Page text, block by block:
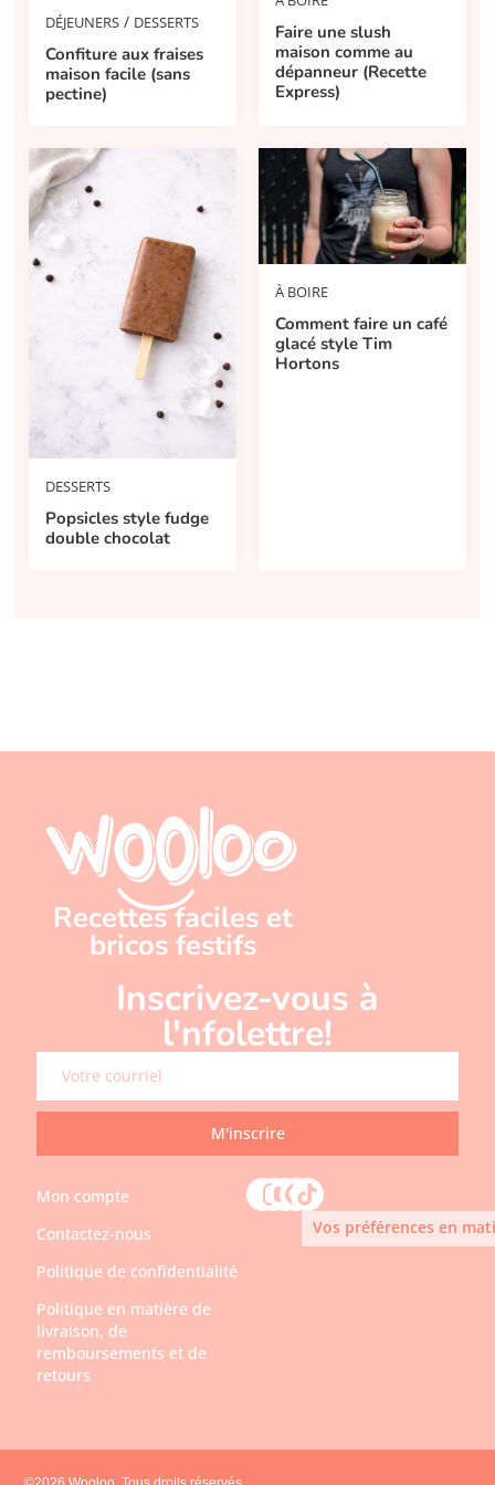
DÉJEUNERS / DESSERTS
Confiture aux fraises
maison facile (sans
pectine)
Faire une slush
maison comme au
dépanneur (Recette
Express)
DESSERTS
Popsicles style fudge
double chocolat
À BOIRE
Comment faire un café
glacé style Tim
Hortons
Recettes faciles et
bricos festifs
Inscrivez-vous à
l'nfolettre!
M'inscrire
Mon compte
Contactez-nous
Politique de confidentialité
Politique en matière de
livraison, de
remboursements et de
retours
Vos préférences en